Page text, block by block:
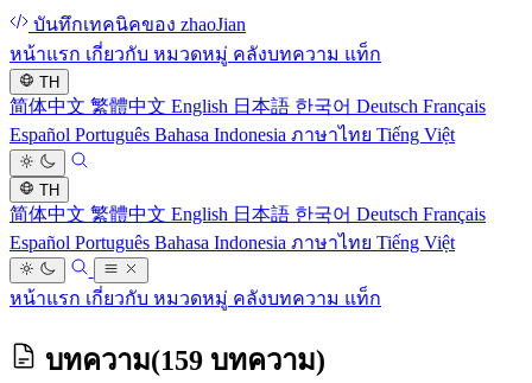
บันทึกเทคนิคของ zhaoJian
หน้าแรก เกี่ยวกับ หมวดหมู่ คลังบทความ แท็ก
TH
简体中文 繁體中文 English 日本語 한국어 Deutsch Français
Español Português Bahasa Indonesia ภาษาไทย Tiếng Việt
TH
简体中文 繁體中文 English 日本語 한국어 Deutsch Français
Español Português Bahasa Indonesia ภาษาไทย Tiếng Việt
หน้าแรก เกี่ยวกับ หมวดหมู่ คลังบทความ แท็ก
บทความ(159 บทความ)